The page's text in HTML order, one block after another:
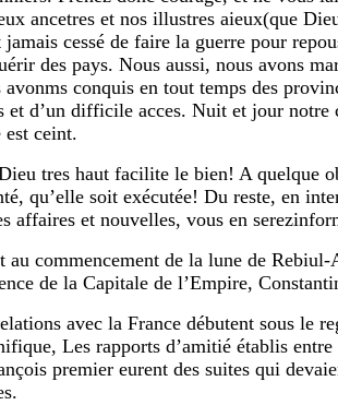
ancetres et nos illustres aieux(que
jamais cessé de faire la guerre pour
des pays. Nous aussi, nous avons
avonms conquis en tout temps des
et d’un difficile acces. Nuit et jour notre
est ceint.
tres haut facilite le bien! A quelque
qu’elle soit exécutée! Du reste, en
affaires et nouvelles, vous en
au commencement de la lune de
de la Capitale de l’Empire,
avec la France débutent sous le
Les rapports d’amitié établis
premier eurent des suites qui